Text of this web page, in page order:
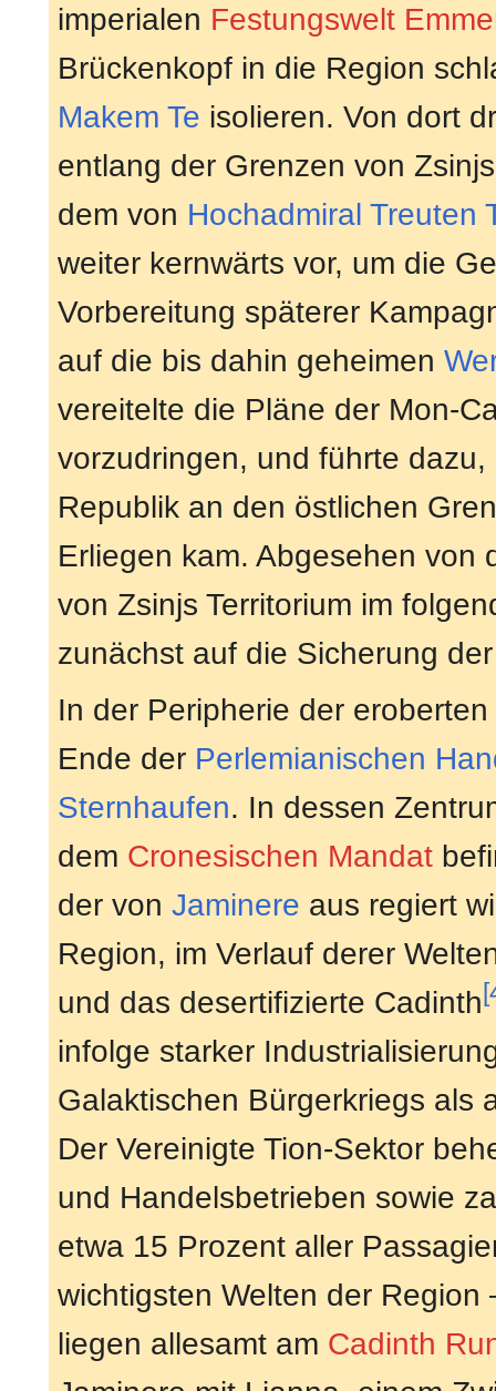
imperialen Festungswelt
Brückenkopf in die Region
Makem Te isolieren. Von dort
entlang der Grenzen von
dem von Hochadmiral Treuten
weiter kernwärts vor, um die
Vorbereitung späterer
auf die bis dahin geheimen
vereitelte die Pläne der Mon-
vorzudringen, und führte
Republik an den östlichen
Erliegen kam. Abgesehen von
von Zsinjs Territorium im
zunächst auf die Sicherung
In der Peripherie der
Ende der Perlemianischen
Sternhaufen. In dessen
dem Cronesischen Mandat
der von Jaminere aus regiert
Region, im Verlauf derer
und das desertifizierte Cadinth
infolge starker
Galaktischen Bürgerkriegs als
Der Vereinigte Tion-Sektor
und Handelsbetrieben sowie
etwa 15 Prozent aller
wichtigsten Welten der
liegen allesamt am Cadinth